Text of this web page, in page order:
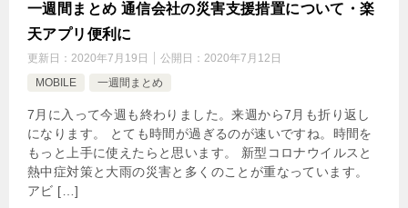
一週間まとめ 通信会社の災害支援措置について・楽
天アプリ便利に
更新日： 2020年7月19日 公開日： 2020年7月12日
MOBILE
一週間まとめ
7月に入って今週も終わりました。来週から7月も折り返し
になります。 とても時間が過ぎるのが速いですね。時間を
もっと上手に使えたらと思います。 新型コロナウイルスと
熱中症対策と大雨の災害と多くのことが重なっています。
アビ […]